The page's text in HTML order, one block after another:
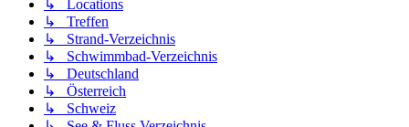
↳ Locations
↳ Treffen
↳ Strand-Verzeichnis
↳ Schwimmbad-Verzeichnis
↳ Deutschland
↳ Österreich
↳ Schweiz